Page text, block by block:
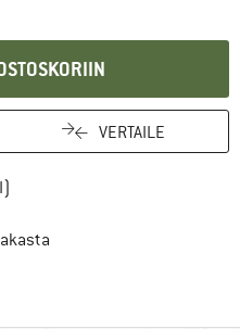
VERTAILE
-sertifiointi - lue lisää tästä!